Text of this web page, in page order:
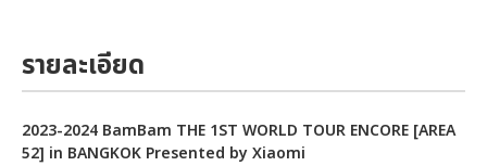
รายละเอียด
2023-2024 BamBam THE 1ST WORLD TOUR ENCORE [AREA
52] in BANGKOK Presented by Xiaomi